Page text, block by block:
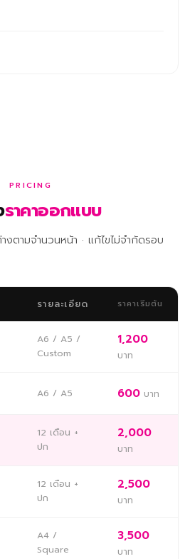
PRICING
ราคาออกแบบ
งตามจำนวนหน้า · แก้ไขไม่จำกัดรอบ
รายละเอียด ราคาเริ่มต้น
A6 / A5 /
Custom
1,200
บาท
A6 / A5 600 บาท
12 เดือน +
ปก
2,000
บาท
12 เดือน +
ปก
2,500
บาท
A4 /
Square
3,500
บาท